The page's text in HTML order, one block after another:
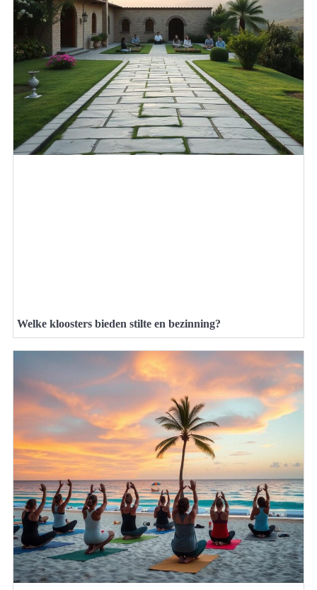
Welke kloosters bieden stilte en bezinning?